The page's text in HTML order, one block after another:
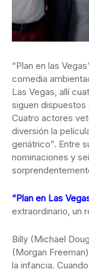
“Plan en las
comedia
Las Vegas, allí
siguen dispuestos
Cuatro actores
diversión la
geriátrico”. Entre
nominaciones y
“Plan en Las
extraordinario, un
Billy (Michael
(Morgan
la infancia.